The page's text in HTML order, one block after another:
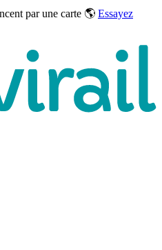
par une carte 🌎 Essayez